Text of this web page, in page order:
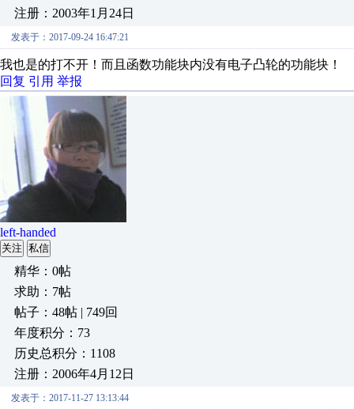
注册：2003年1月24日
发表于：2017-09-24 16:47:21
我也是的打不开！而且函数功能块内没有电子凸轮的功能块！
回复 引用 举报
left-handed
关注 私信
精华：0帖
求助：7帖
帖子：48帖 | 749回
年度积分：73
历史总积分：1108
注册：2006年4月12日
发表于：2017-11-27 13:13:44